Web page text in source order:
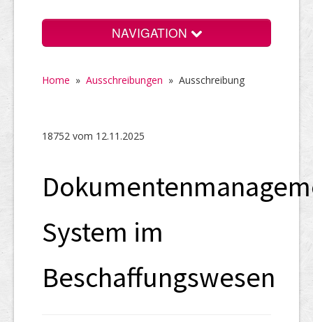
NAVIGATION
UID-Register
Home » Ausschreibungen » Ausschreibung
18752 vom 12.11.2025
System im
Beschaffungswesen